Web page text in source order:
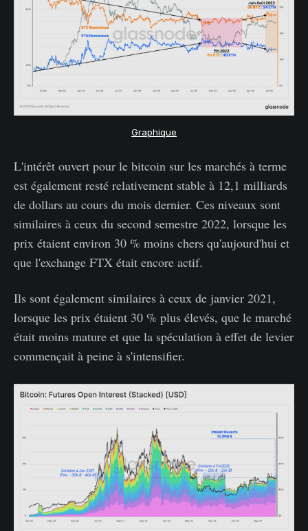
Graphique
L'intérêt ouvert pour le bitcoin sur les marchés à terme
est également resté relativement stable à 12,1 milliards
de dollars au cours du mois dernier. Ces niveaux sont
similaires à ceux du second semestre 2022, lorsque les
prix étaient environ 30 % moins chers qu'aujourd'hui et
que l'exchange FTX était encore actif.
Ils sont également similaires à ceux de janvier 2021,
lorsque les prix étaient 30 % plus élevés, que le marché
était moins mature et que la spéculation à effet de levier
commençait à peine à s'intensifier.